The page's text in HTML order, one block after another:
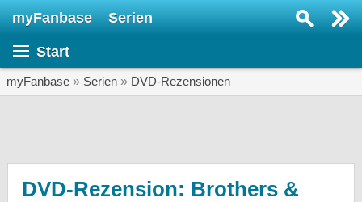
myFanbase Serien
Start
myFanbase » Serien » DVD-Rezensionen
DVD-Rezension: Brothers &
SERIEN